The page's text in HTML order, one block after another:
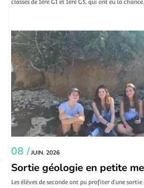
classes de 1ère G1 et 1ère G5, qui ont eu la
08 /JUIN. 2026
Sortie géologie en petite
Les élèves de seconde ont pu profiter d’une